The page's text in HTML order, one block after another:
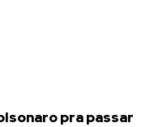
pra passar